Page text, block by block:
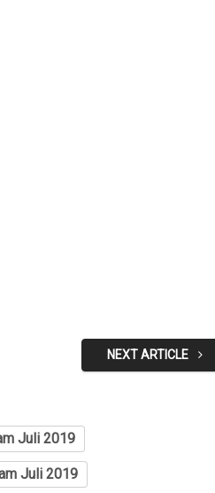
NEXT ARTICLE
Juli 2019
Juli 2019